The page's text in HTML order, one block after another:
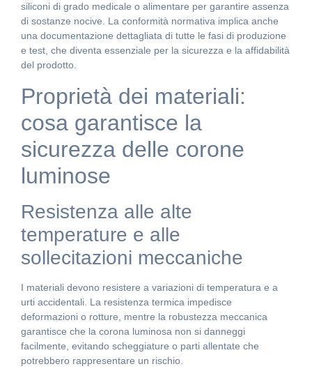
siliconi di grado medicale o alimentare per garantire assenza
di sostanze nocive. La conformità normativa implica anche
una documentazione dettagliata di tutte le fasi di produzione
e test, che diventa essenziale per la sicurezza e la affidabilità
del prodotto.
Proprietà dei materiali:
cosa garantisce la
sicurezza delle corone
luminose
Resistenza alle alte
temperature e alle
sollecitazioni meccaniche
I materiali devono resistere a variazioni di temperatura e a
urti accidentali. La resistenza termica impedisce
deformazioni o rotture, mentre la robustezza meccanica
garantisce che la corona luminosa non si danneggi
facilmente, evitando scheggiature o parti allentate che
potrebbero rappresentare un rischio.